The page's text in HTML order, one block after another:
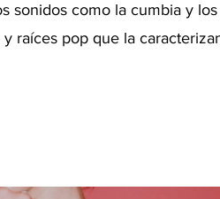
sonidos como la cumbia y
raíces pop que la